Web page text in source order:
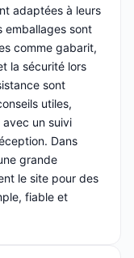
adaptées à leurs
emballages sont
comme gabarit,
la sécurité lors
sont
utiles,
un suivi
Dans
grande
le site pour des
fiable et